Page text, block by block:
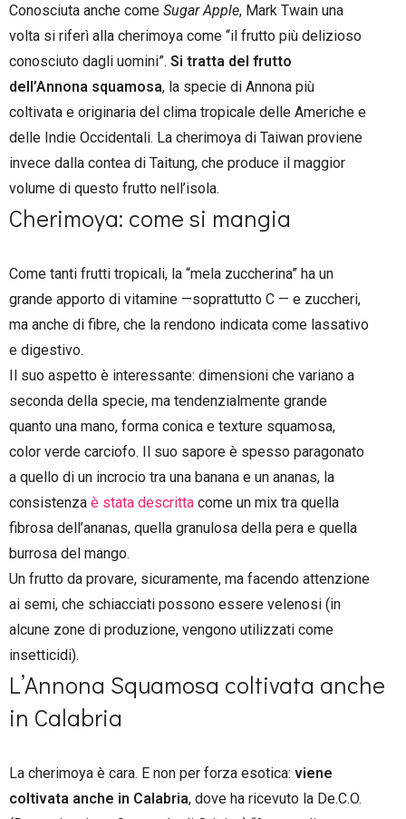
Conosciuta anche come Sugar Apple, Mark Twain una
volta si riferì alla cherimoya come “il frutto più delizioso
conosciuto dagli uomini”. Si tratta del frutto
dell’Annona squamosa, la specie di Annona più
coltivata e originaria del clima tropicale delle Americhe e
delle Indie Occidentali. La cherimoya di Taiwan proviene
invece dalla contea di Taitung, che produce il maggior
volume di questo frutto nell’isola.
Cherimoya: come si mangia
Come tanti frutti tropicali, la “mela zuccherina” ha un
grande apporto di vitamine —soprattutto C — e zuccheri,
ma anche di fibre, che la rendono indicata come lassativo
e digestivo.
Il suo aspetto è interessante: dimensioni che variano a
seconda della specie, ma tendenzialmente grande
quanto una mano, forma conica e texture squamosa,
color verde carciofo. Il suo sapore è spesso paragonato
a quello di un incrocio tra una banana e un ananas, la
consistenza è stata descritta come un mix tra quella
fibrosa dell’ananas, quella granulosa della pera e quella
burrosa del mango.
Un frutto da provare, sicuramente, ma facendo attenzione
ai semi, che schiacciati possono essere velenosi (in
alcune zone di produzione, vengono utilizzati come
insetticidi).
L’Annona Squamosa coltivata anche
in Calabria
La cherimoya è cara. E non per forza esotica: viene
coltivata anche in Calabria, dove ha ricevuto la De.C.O.